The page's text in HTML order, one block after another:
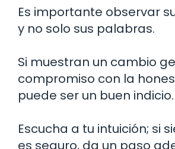
Es importante observar
y no solo sus palabras.
Si muestran un cambio
compromiso con la
puede ser un buen indicio.
Escucha a tu intuición; si
es seguro, da un paso